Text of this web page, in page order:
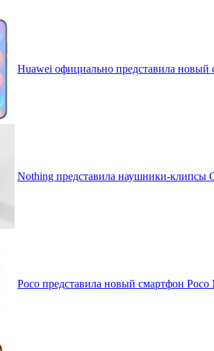
Huawei официально представила
Nothing представила наушники-клипсы
Poco представила новый смартфон